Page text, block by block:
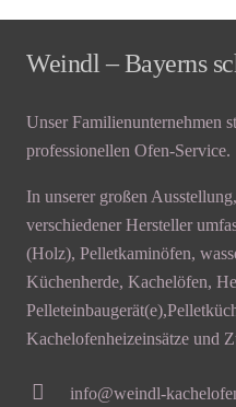
Weindl – Bayerns
Unser Familienunternehmen
professionellen Ofen-Service.
In unserer großen
verschiedener Hersteller
(Holz), Pelletkaminöfen,
Küchenherde, Kachelöfen,
Kachelofenheizeinsätze und
info@weindl-